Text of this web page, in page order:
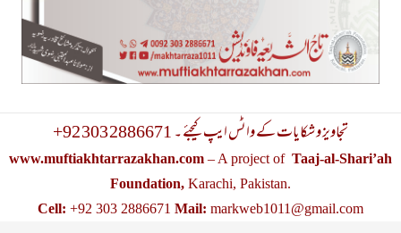
+92 303 2886671 تجاویز و شکایات کے واٹس ایپ کیجئے ۔
www.muftiakhtarrazakhan.com – A project of Taaj-al-Shari’ah
Foundation, Karachi, Pakistan.
Cell: +92 303 2886671 Mail: markweb1011@gmail.com